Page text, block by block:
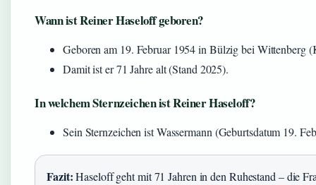
Wann ist Reiner Haseloff geboren?
Geboren am 19. Februar 1954 in Bülzig bei Wittenberg
Damit ist er 71 Jahre alt (Stand 2025).
In welchem Sternzeichen ist Reiner Haseloff?
Sein Sternzeichen ist Wassermann (Geburtsdatum 19.
Fazit:Haseloff geht mit 71 Jahren in den Ruhestand – die